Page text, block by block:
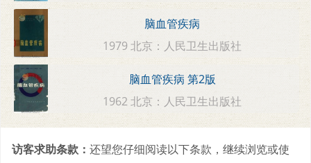
脑血管疾病
1979 北京：人民卫生出版社
脑血管疾病 第2版
1962 北京：人民卫生出版社
访客求助条款： 还望您仔细阅读以下条款，继续浏览或使